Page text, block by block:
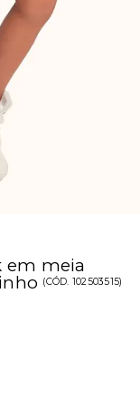
em meia
(CÓD. 102503515)